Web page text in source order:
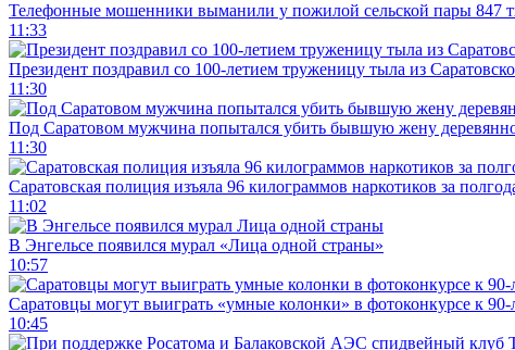
Телефонные мошенники выманили у пожилой сельской пары 847
11:33
Президент поздравил со 100-летием труженицу тыла из
11:30
Под Саратовом мужчина попытался убить бывшую жену
11:30
Саратовская полиция изъяла 96 килограммов наркотиков за
11:02
В Энгельсе появился мурал «Лица одной страны»
10:57
Саратовцы могут выиграть «умные колонки» в фотоконкурсе к 90-
10:45